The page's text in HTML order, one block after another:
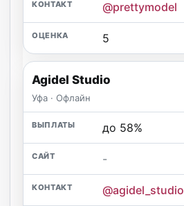
@prettymodel
5
Agidel Studio
Уфа · Офлайн
до 58%
-
@agidel_studio